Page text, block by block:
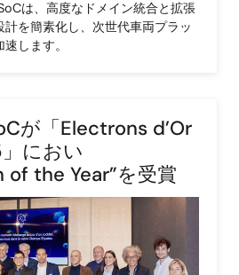
は、高度なドメイン統合と拡張
を簡素化し、次世代車両プラッ
します。
が「Electrons d’Or
におい
of the Year”を受賞